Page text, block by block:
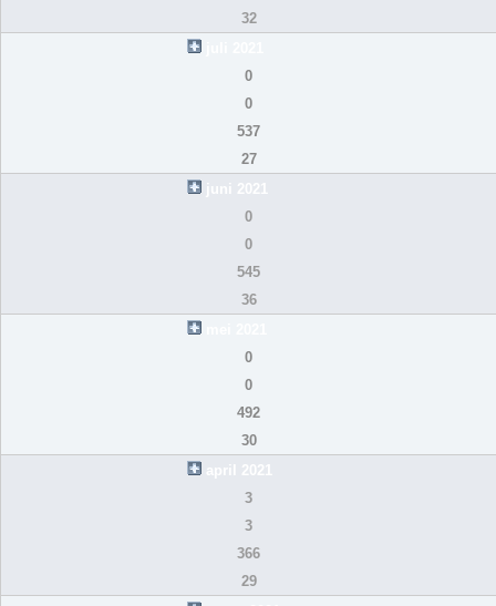
32
0
0
537
27
juni 2021
0
0
545
36
0
0
492
30
april 2021
3
3
366
29